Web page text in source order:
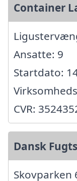
Container
Ansatte: 9
Startdato:
CVR:
Dansk
Skovparken